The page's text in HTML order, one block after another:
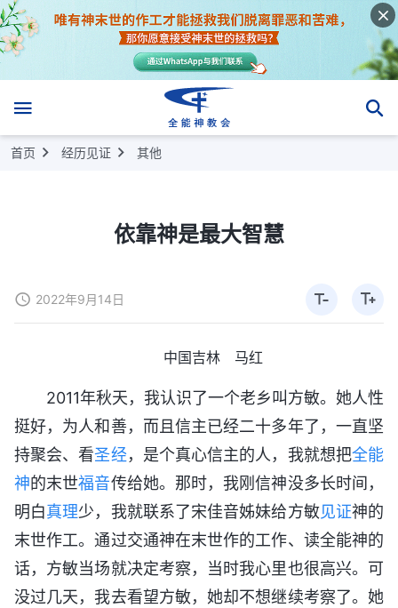
首页 经历见证 其他
依靠神是最大智慧
2022年9月14日
中国吉林 马红
2011年秋天，我认识了一个老乡叫方敏。她人性
挺好，为人和善，而且信主已经二十多年了，一直坚
持聚会、看圣经，是个真心信主的人，我就想把全能
神的末世福音传给她。那时，我刚信神没多长时间，
明白真理少，我就联系了宋佳音姊妹给方敏见证神的
末世作工。通过交通神在末世作的工作、读全能神的
话，方敏当场就决定考察，当时我心里也很高兴。可
没过几天，我去看望方敏，她却不想继续考察了。她